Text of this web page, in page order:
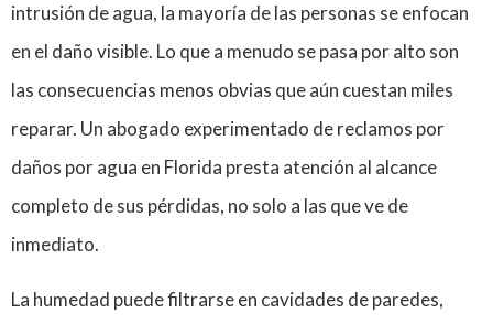
intrusión de agua, la mayoría de las personas se enfocan
en el daño visible. Lo que a menudo se pasa por alto son
las consecuencias menos obvias que aún cuestan miles
reparar. Un abogado experimentado de reclamos por
daños por agua en Florida presta atención al alcance
completo de sus pérdidas, no solo a las que ve de
inmediato.
La humedad puede filtrarse en cavidades de paredes,